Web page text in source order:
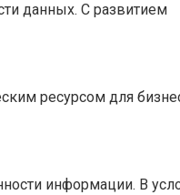
данных. С развитием
ресурсом для
информации. В